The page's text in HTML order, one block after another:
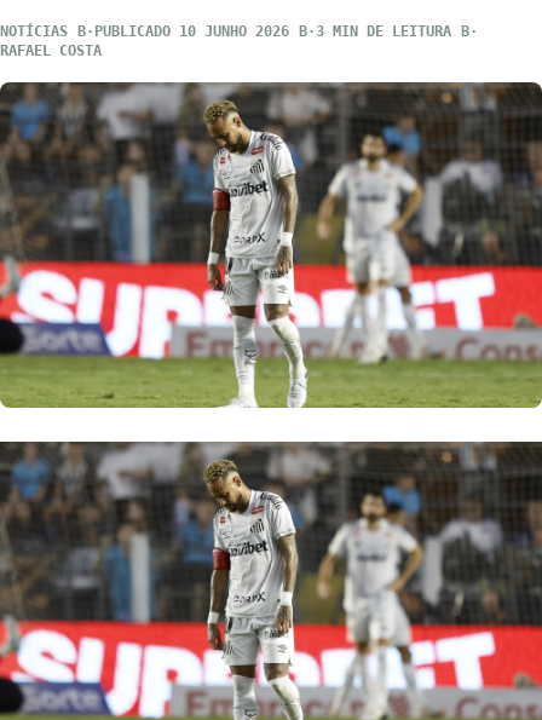
NOTÍCIAS PUBLICADO 10 JUNHO 2026
3 MIN DE LEITURA
RAFAEL COSTA